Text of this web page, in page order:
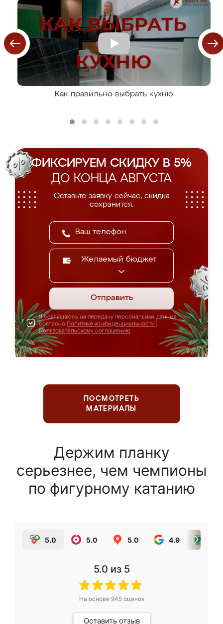
Как правильно выбрать кухню
ФИКСИРУЕМ СКИДКУ В 5%
ДО КОНЦА АВГУСТА
Оставьте заявку сейчас, скидка
сохранится.
Желаемый бюджет
Отправить
Я соглашаюсь на передачу персональных данных
согласно Политике конфиденциальности
Пользовательскому соглашению
ПОСМОТРЕТЬ
МАТЕРИАЛЫ
Держим планку
серьезнее, чем чемпионы
по фигурному катанию
5.0 5.0 5.0 4.9
5.0 из 5
На основе 945оценок
Оставить отзыв